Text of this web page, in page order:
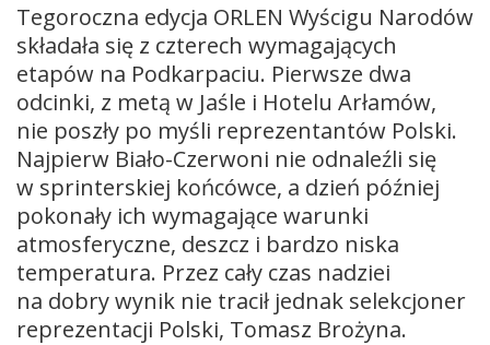
Tegoroczna edycja ORLEN Wyścigu Narodów
składała się z czterech wymagających
etapów na Podkarpaciu. Pierwsze dwa
odcinki, z metą w Jaśle i Hotelu Arłamów,
nie poszły po myśli reprezentantów Polski.
Najpierw Biało-Czerwoni nie odnaleźli się
w sprinterskiej końcówce, a dzień później
pokonały ich wymagające warunki
atmosferyczne, deszcz i bardzo niska
temperatura. Przez cały czas nadziei
na dobry wynik nie tracił jednak selekcjoner
reprezentacji Polski, Tomasz Brożyna.